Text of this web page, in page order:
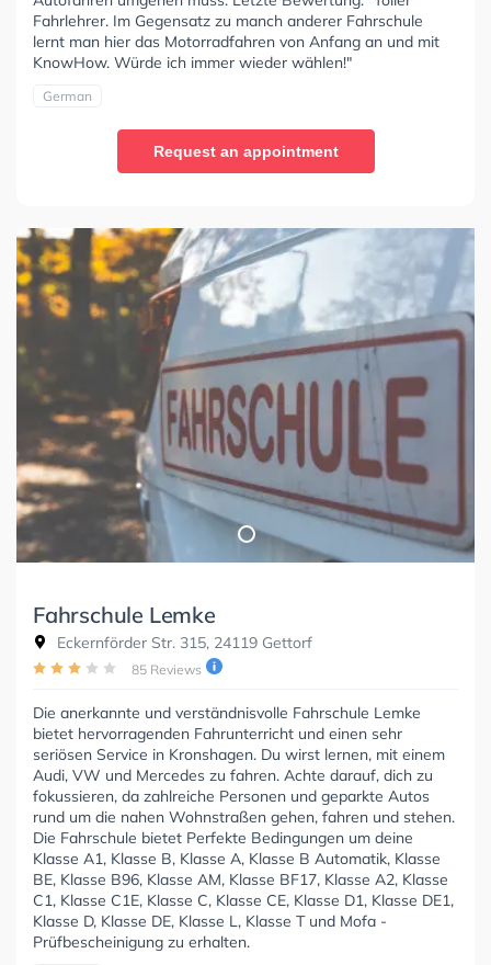
Fahrlehrer. Im Gegensatz zu manch anderer Fahrschule
lernt man hier das Motorradfahren von Anfang an und mit
KnowHow. Würde ich immer wieder wählen!"
German
Request an appointment
Fahrschule Lemke
Eckernförder Str. 315, 24119 Gettorf
85 Reviews
Die anerkannte und verständnisvolle Fahrschule Lemke
bietet hervorragenden Fahrunterricht und einen sehr
seriösen Service in Kronshagen. Du wirst lernen, mit einem
Audi, VW und Mercedes zu fahren. Achte darauf, dich zu
fokussieren, da zahlreiche Personen und geparkte Autos
rund um die nahen Wohnstraßen gehen, fahren und stehen.
Die Fahrschule bietet Perfekte Bedingungen um deine
Klasse A1, Klasse B, Klasse A, Klasse B Automatik, Klasse
BE, Klasse B96, Klasse AM, Klasse BF17, Klasse A2, Klasse
C1, Klasse C1E, Klasse C, Klasse CE, Klasse D1, Klasse DE1,
Klasse D, Klasse DE, Klasse L, Klasse T und Mofa -
Prüfbescheinigung zu erhalten.